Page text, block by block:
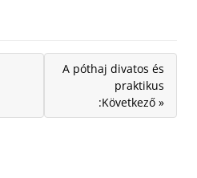
A póthaj divatos és
praktikus
:Következő »